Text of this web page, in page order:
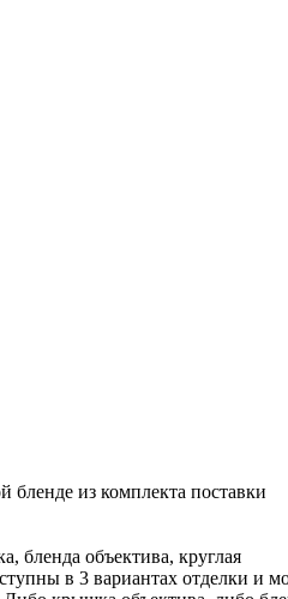
из комплекта поставки
бленда объектива, круглая
в 3 вариантах отделки и